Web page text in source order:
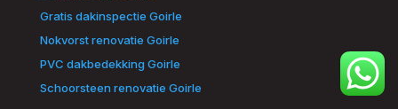
Gratis dakinspectie Goirle
Nokvorst renovatie Goirle
PVC dakbedekking Goirle
Schoorsteen renovatie Goirle